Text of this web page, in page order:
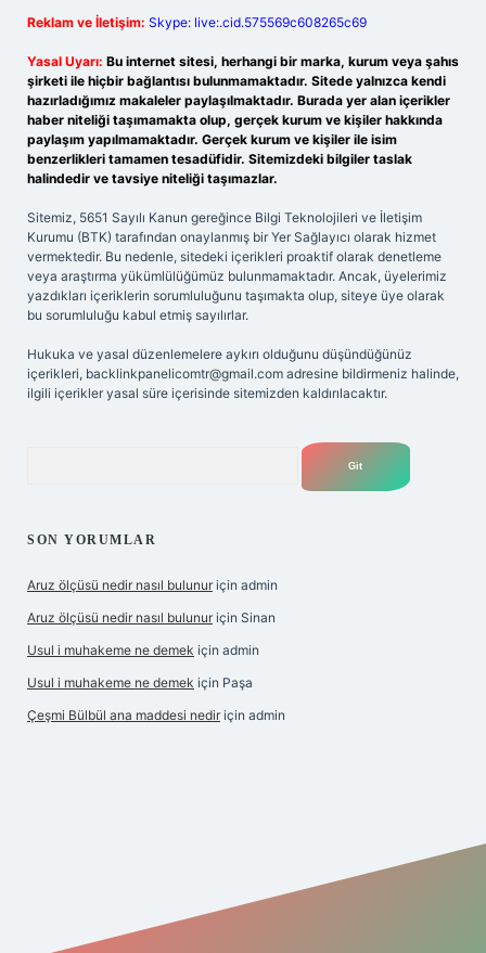
Reklam ve İletişim: Skype: live:.cid.575569c608265c69
Yasal Uyarı: Bu internet sitesi, herhangi bir marka, kurum veya şahıs
şirketi ile hiçbir bağlantısı bulunmamaktadır. Sitede yalnızca kendi
hazırladığımız makaleler paylaşılmaktadır. Burada yer alan içerikler
haber niteliği taşımamakta olup, gerçek kurum ve kişiler hakkında
paylaşım yapılmamaktadır. Gerçek kurum ve kişiler ile isim
benzerlikleri tamamen tesadüfidir. Sitemizdeki bilgiler taslak
halindedir ve tavsiye niteliği taşımazlar.
Sitemiz, 5651 Sayılı Kanun gereğince Bilgi Teknolojileri ve İletişim
Kurumu (BTK) tarafından onaylanmış bir Yer Sağlayıcı olarak hizmet
vermektedir. Bu nedenle, sitedeki içerikleri proaktif olarak denetleme
veya araştırma yükümlülüğümüz bulunmamaktadır. Ancak, üyelerimiz
yazdıkları içeriklerin sorumluluğunu taşımakta olup, siteye üye olarak
bu sorumluluğu kabul etmiş sayılırlar.
Hukuka ve yasal düzenlemelere aykırı olduğunu düşündüğünüz
içerikleri, backlinkpanelicomtr@gmail.com adresine bildirmeniz halinde,
ilgili içerikler yasal süre içerisinde sitemizden kaldırılacaktır.
SON YORUMLAR
Aruz ölçüsü nedir nasıl bulunur için admin
Aruz ölçüsü nedir nasıl bulunur için Sinan
Usul i muhakeme ne demek için admin
Usul i muhakeme ne demek için Paşa
Çeşmi Bülbül ana maddesi nedir için admin